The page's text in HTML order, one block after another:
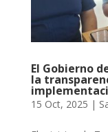
El Gobierno
la
15 Oct, 2025 |